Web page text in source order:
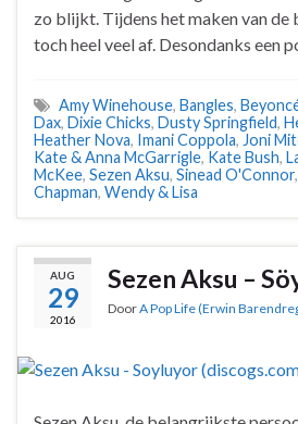
zo blijkt. Tijdens het maken van de
toch heel veel af. Desondanks een
Amy Winehouse, Bangles,
Dax, Dixie Chicks, Dusty Springfield,
Heather Nova, Imani Coppola, Joni
Kate & Anna McGarrigle, Kate Bush,
McKee, Sezen Aksu, Sinead O'Connor,
Chapman, Wendy & Lisa
AUG
29
2016
Sezen Aksu –
DoorA Pop Life (Erwin